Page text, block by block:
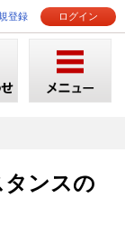
登録 ログイン
タンスの